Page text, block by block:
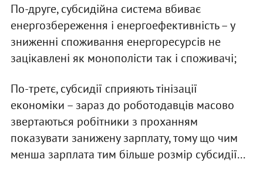
По-друге, субсидійна система вбиває
енергозбереження і енергоефективність – у
зниженні споживання енергоресурсів не
зацікавлені як монополісти так і споживачі;
По-третє, субсидії сприяють тінізації
економіки – зараз до роботодавців масово
звертаються робітники з проханням
показувати занижену зарплату, тому що чим
менша зарплата тим більше розмір субсидії...